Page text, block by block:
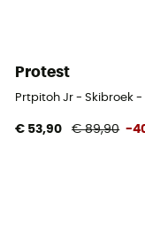
Protest
Prtpitoh Jr - Skibroek -
€ 53,90 € 89,90 -